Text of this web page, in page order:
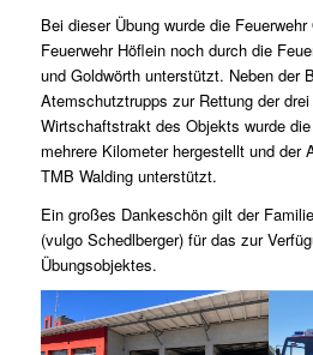
Bei dieser Übung wurde die
Feuerwehr Höflein noch durch die
und Goldwörth unterstützt. Neben der
Atemschutztrupps zur Rettung der
Wirtschaftstrakt des Objekts wurde
mehrere Kilometer hergestellt und der
TMB Walding unterstützt.
Ein großes Dankeschön gilt der
(vulgo Schedlberger) für das zur
Übungsobjektes.